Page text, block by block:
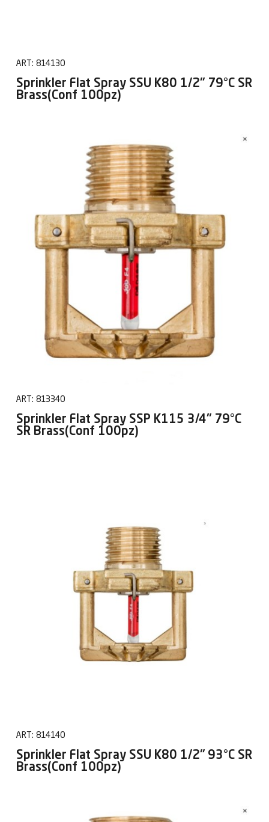
ART: 814130
Sprinkler Flat Spray SSU K80 1/2" 79°C SR
Brass(Conf 100pz)
ART: 813340
Sprinkler Flat Spray SSP K115 3/4" 79°C
SR Brass(Conf 100pz)
ART: 814140
Sprinkler Flat Spray SSU K80 1/2" 93°C SR
Brass(Conf 100pz)